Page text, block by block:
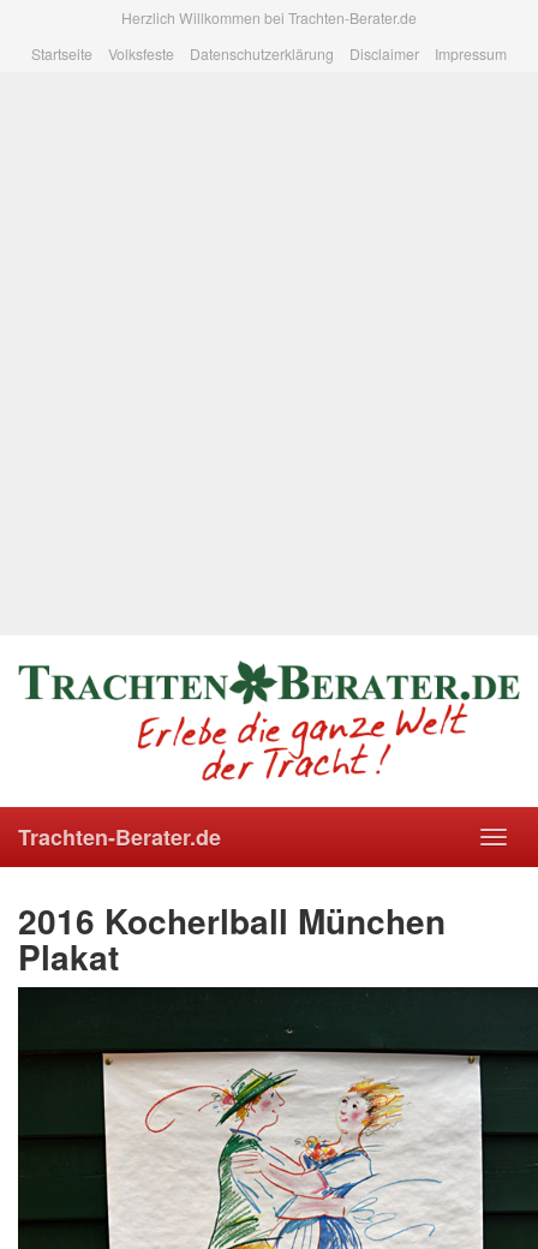
main
Herzlich Willkommen bei Trachten-Berater.de
Startseite
Volksfeste Datenschutzerklärung Disclaimer Impressum
Trachten-Berater.de
2016 Kocherlball München
Plakat